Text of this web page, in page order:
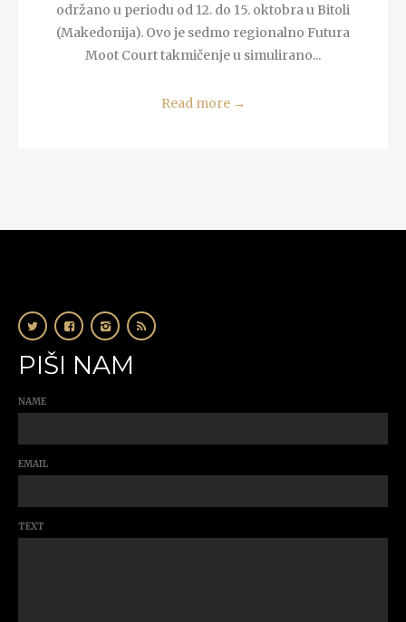
održano u periodu od 12. do 15. oktobra u Bitoli
(Makedonija). Ovo je sedmo regionalno Futura
Moot Court takmičenje u simulirano...
Read more →
PIŠI NAM
NAME
EMAIL
TEXT